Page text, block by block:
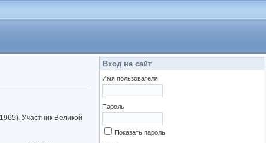
Участник Великой
Вход на сайт
Имя пользователя
Пароль
Показать пароль